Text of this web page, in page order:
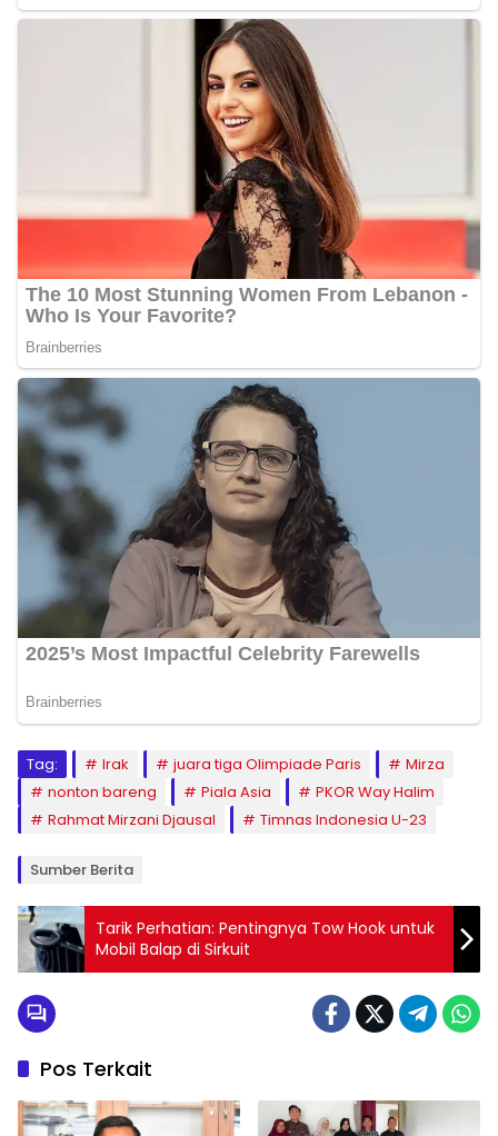
Tag: Irak juara tiga Olimpiade Paris
Mirza
nonton bareng
Piala Asia
PKOR Way Halim
Rahmat Mirzani Djausal
Timnas Indonesia U-23
Sumber Berita
Tarik Perhatian: Pentingnya Tow Hook untuk
Mobil Balap di Sirkuit
Pos Terkait